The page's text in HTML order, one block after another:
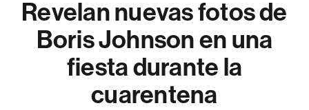
Revelan nuevas fotos de
Boris Johnson en una
fiesta durante la
cuarentena